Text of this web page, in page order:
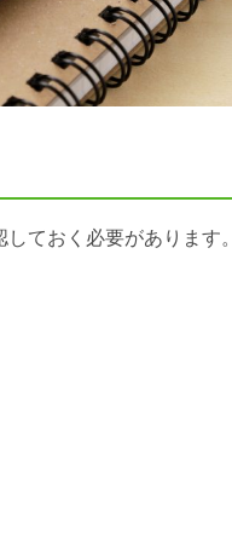
ておく必要があります。